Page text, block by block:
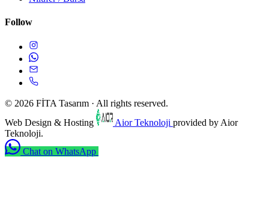
Follow
© 2026 FİTA Tasarım · All rights reserved.
Web Design & Hosting
Aior Teknoloji provided by Aior
Teknoloji.
Chat on WhatsApp